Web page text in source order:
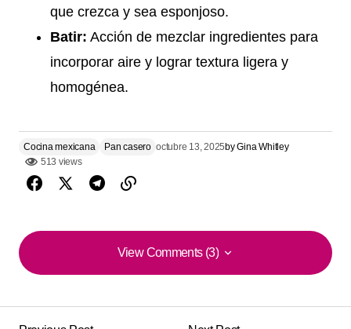
que crezca y sea esponjoso.
Batir: Acción de mezclar ingredientes para
incorporar aire y lograr textura ligera y
homogénea.
Cocina mexicana Pan casero octubre 13, 2025byGina Whitley
513 views
View Comments (3)
View Comments (3)
Qué buena idea esta de ‘Pan de Pulque (Coahuila)’ .